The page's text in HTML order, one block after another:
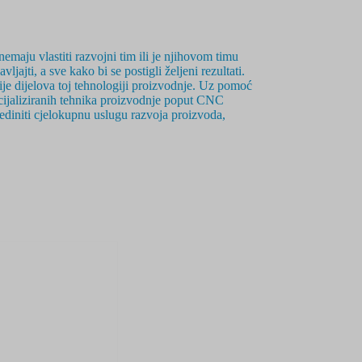
vlastiti razvojni tim ili je njihovom timu
a sve kako bi se postigli željeni rezultati.
dijelova toj tehnologiji proizvodnje. Uz pomoć
tehnika proizvodnje poput CNC
cjelokupnu uslugu razvoja proizvoda,